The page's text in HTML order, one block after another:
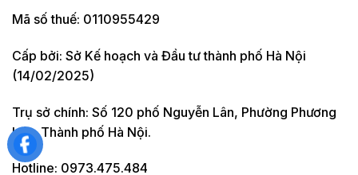
Mã số thuế: 0110955429
Cấp bởi: Sở Kế hoạch và Đầu tư thành phố Hà Nội
(14/02/2025)
Trụ sở chính: Số 120 phố Nguyễn Lân, Phường Phương
Liệt, Thành phố Hà Nội.
Hotline: 0973.475.484